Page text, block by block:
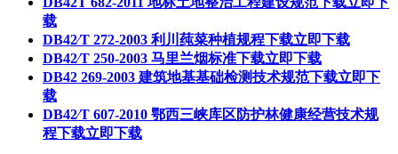
载
DB42∕T 272-2003 利川莼菜种植规程下载立即下载
DB42∕T 250-2003 马里兰烟标准下载立即下载
DB42 269-2003 建筑地基基础检测技术规范下载立即下
载
DB42∕T 607-2010 鄂西三峡库区防护林健康经营技术规
程下载立即下载